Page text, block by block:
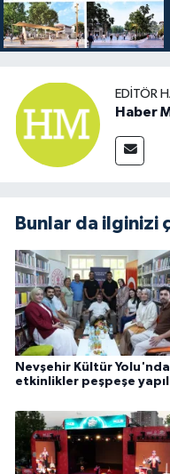
EDITÖR
Haber
Bunlar da ilginizi
Nevşehir Kültür Yolu'nda
etkinlikler peşpeşe